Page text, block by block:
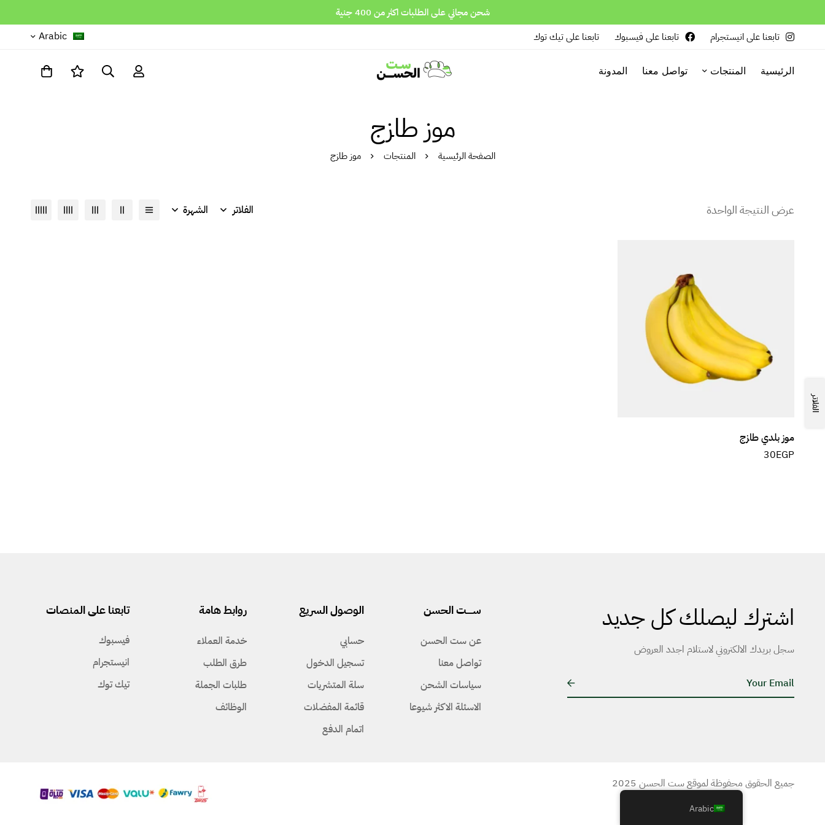
شحن مجاني على الطلبات اكثر من 400 جنية
تابعنا على انيستجرام
تابعنا على فيسبوك تابعنا على تيك توك Arabic
الرئيسية المنتجات تواصل معنا المدونة
موز طازج
الصفحة الرئيسية المنتجات موز طازج
الفلاتر
عرض النتيجة الواحدة الفلاتر الشهرة
موز بلدي طازج
30EGP
اشترك ليصلك كل جديد
سجل بريدك الالكتروني لاستلام اجدد العروض
E
m
ســـــت الحسن
عن ست الحسن
تواصل معنا
سياسات الشحن
الاسئلة الاكثر شيوعا
الوصول السريع
حسابي
تسجيل الدخول
سلة المتشريات
قائمة المفضلات
اتمام الدفع
روابط هامة
خدمة العملاء
طرق الطلب
طلبات الجملة
الوظائف
تابعنا على المنصات
فيسبوك
انيستجرام
تيك توك
جميع الحقوق محفوظة لموقع ست الحسن 2025
Arabic